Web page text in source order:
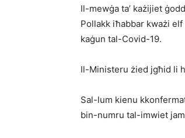
Il-mewġa ta’ każijiet
Pollakk iħabbar kważi
kaġun tal-Covid-19.
Il-Ministeru żied jgħid li
Sal-lum kienu
bin-numru tal-imwiet